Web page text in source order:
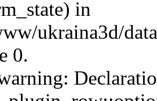
in
ukraina3d/
0.